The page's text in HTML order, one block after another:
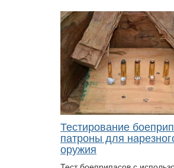
Тестирование
патроны для
оружия